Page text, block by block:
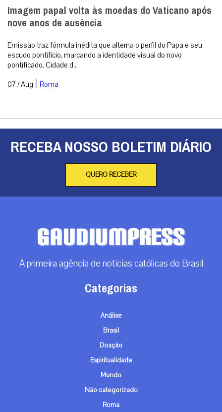
07 / Aug |Roma
RECEBA NOSSO BOLETIM DIÁRIO
A primeira agência de notícias católicas do Brasil
Análise
Brasil
Espiritualidade
Arquivos
Arquivos
Contato